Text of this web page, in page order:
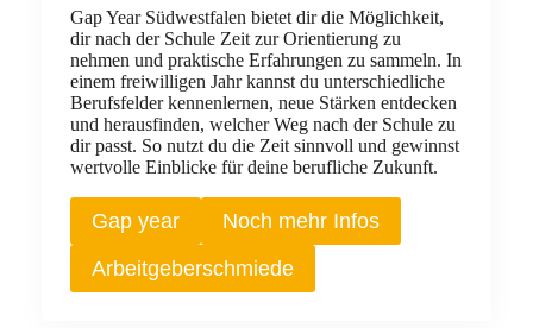
Gap Year Südwestfalen bietet dir die Möglichkeit,
dir nach der Schule Zeit zur Orientierung zu
nehmen und praktische Erfahrungen zu sammeln. In
einem freiwilligen Jahr kannst du unterschiedliche
Berufsfelder kennenlernen, neue Stärken entdecken
und herausfinden, welcher Weg nach der Schule zu
dir passt. So nutzt du die Zeit sinnvoll und gewinnst
wertvolle Einblicke für deine berufliche Zukunft.
Gap year
Noch mehr Infos
Arbeitgeberschmiede